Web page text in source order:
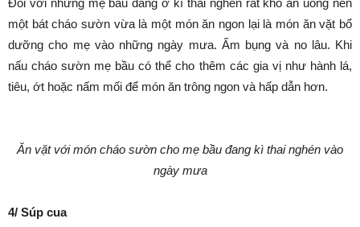
Đối với những mẹ bầu đang ở kì thai nghén rất khó ăn uống nên
một bát cháo sườn vừa là một món ăn ngon lại là món ăn vặt bổ
dưỡng cho mẹ vào những ngày mưa. Ấm bụng và no lâu. Khi
nấu cháo sườn mẹ bầu có thể cho thêm các gia vị như hành lá,
tiêu, ớt hoặc nấm mối để món ăn trông ngon và hấp dẫn hơn.
Ăn vặt với món cháo sườn cho mẹ bầu đang kì thai nghén vào
ngày mưa
4/ Súp cua